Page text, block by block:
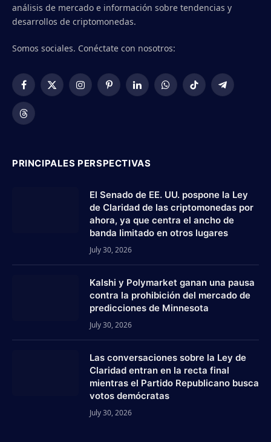
análisis de mercado e información sobre tendencias y
desarrollos de criptomonedas.
Somos sociales. Conéctate con nosotros:
Facebook
X
InstagramPinterestLinkedInWhatsApp
TikTok Telegram
Threads
PRINCIPALES PERSPECTIVAS
El Senado de EE. UU. pospone la Ley
de Claridad de las criptomonedas por
ahora, ya que centra el ancho de
banda limitado en otros lugares
July 30, 2026
Kalshi y Polymarket ganan una pausa
contra la prohibición del mercado de
predicciones de Minnesota
July 30, 2026
Las conversaciones sobre la Ley de
Claridad entran en la recta final
mientras el Partido Republicano busca
votos demócratas
July 30, 2026